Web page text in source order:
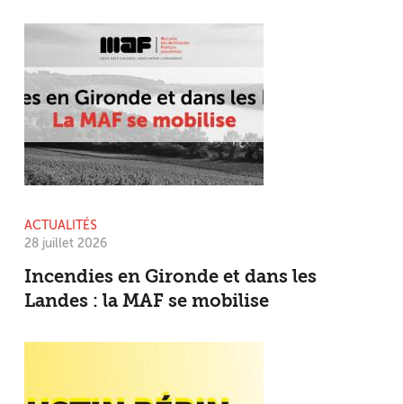
ACTUALITÉS
28 juillet 2026
Incendies en Gironde et dans les
Landes : la MAF se mobilise